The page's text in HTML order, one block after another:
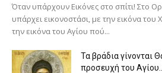
Όταν υπάρχουν Εικόνες στο σπίτι! Στο
υπάρχει εικονοστάσι, με την εικόνα του
την εικόνα του Αγίου πού...
Τα βράδια γίνονται
προσευχή του Αγίου...